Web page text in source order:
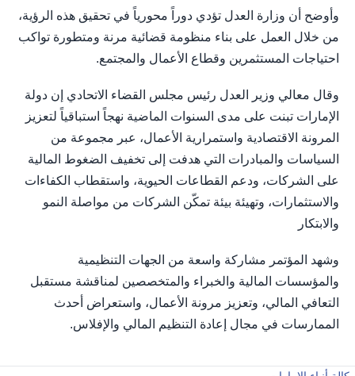
وأوضح أن وزارة العدل تؤدي دوراً محورياً في تحقيق هذه الرؤية،
من خلال العمل على بناء منظومة قضائية مرنة ومتطورة تواكب
احتياجات المستثمرين وقطاع الأعمال والمجتمع.
وقال معالي وزير العدل رئيس مجلس القضاء الاتحادي إن دولة
الإمارات تبنت على مدى السنوات الماضية نهجاً استباقياً لتعزيز
المرونة الاقتصادية واستمرارية الأعمال، عبر مجموعة من
السياسات والمبادرات التي هدفت إلى تخفيف الضغوط المالية
على الشركات، ودعم القطاعات الحيوية، واستقطاب الكفاءات
والاستثمارات، وتهيئة بيئة تمكّن الشركات من مواصلة النمو
والابتكار
وشهد المؤتمر مشاركة واسعة من الجهات التنظيمية
والمؤسسات المالية والخبراء والمتخصصين لمناقشة مستقبل
التعافي المالي، وتعزيز مرونة الأعمال، واستعراض أحدث
الممارسات في مجال إعادة التنظيم المالي والإفلاس.